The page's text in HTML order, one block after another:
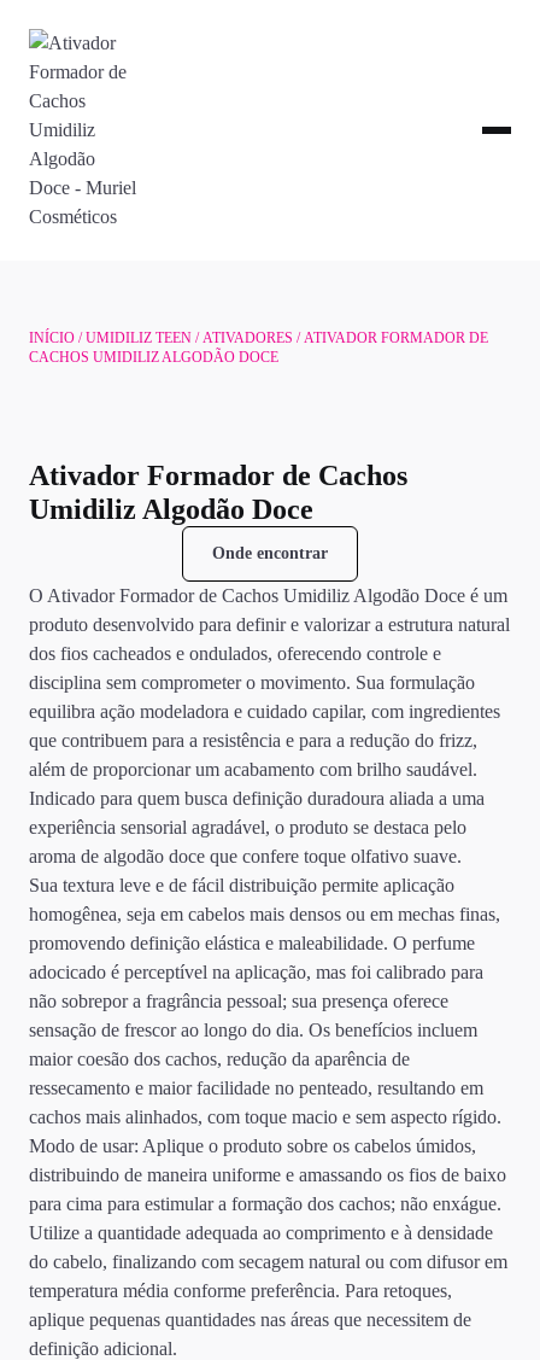
INÍCIO /UMIDILIZ TEEN /ATIVADORES / ATIVADOR FORMADOR DE
CACHOS UMIDILIZ ALGODÃO DOCE
Ativador Formador de Cachos
Umidiliz Algodão Doce
Onde encontrar
O Ativador Formador de Cachos Umidiliz Algodão Doce é um
produto desenvolvido para definir e valorizar a estrutura natural
dos fios cacheados e ondulados, oferecendo controle e
disciplina sem comprometer o movimento. Sua formulação
equilibra ação modeladora e cuidado capilar, com ingredientes
que contribuem para a resistência e para a redução do frizz,
além de proporcionar um acabamento com brilho saudável.
Indicado para quem busca definição duradoura aliada a uma
experiência sensorial agradável, o produto se destaca pelo
aroma de algodão doce que confere toque olfativo suave.
Sua textura leve e de fácil distribuição permite aplicação
homogênea, seja em cabelos mais densos ou em mechas finas,
promovendo definição elástica e maleabilidade. O perfume
adocicado é perceptível na aplicação, mas foi calibrado para
não sobrepor a fragrância pessoal; sua presença oferece
sensação de frescor ao longo do dia. Os benefícios incluem
maior coesão dos cachos, redução da aparência de
ressecamento e maior facilidade no penteado, resultando em
cachos mais alinhados, com toque macio e sem aspecto rígido.
Modo de usar: Aplique o produto sobre os cabelos úmidos,
distribuindo de maneira uniforme e amassando os fios de baixo
para cima para estimular a formação dos cachos; não enxágue.
Utilize a quantidade adequada ao comprimento e à densidade
do cabelo, finalizando com secagem natural ou com difusor em
temperatura média conforme preferência. Para retoques,
aplique pequenas quantidades nas áreas que necessitem de
definição adicional.